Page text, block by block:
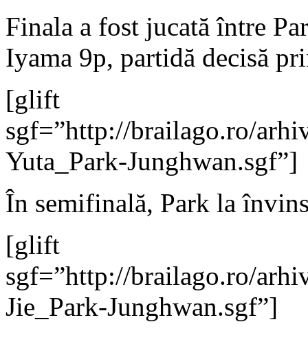
Finala a fost jucată între
Iyama 9p, partidă decisă
[glift
sgf=”http://brailago.ro/
Yuta_Park-Junghwan.sgf”]
În semifinală, Park la
[glift
sgf=”http://brailago.ro/
Jie_Park-Junghwan.sgf”]